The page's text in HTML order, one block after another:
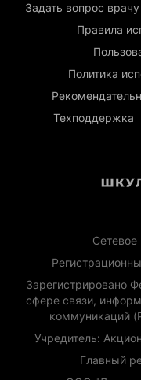
Задать вопрос врачу
Правила
Политика
Техподдержка
Сетевое
Зарегистрировано
сфере связи,
коммуникаций
Учредитель:
Главный